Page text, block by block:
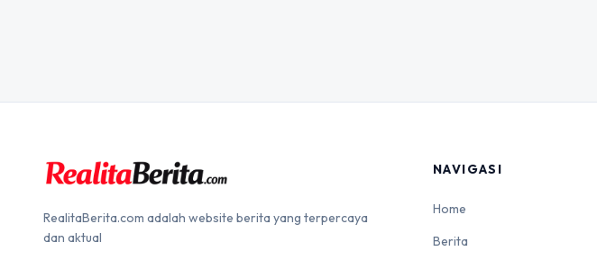
RealitaBerita.com adalah website berita yang terpercaya
dan aktual
NAVIGASI
Home
Berita